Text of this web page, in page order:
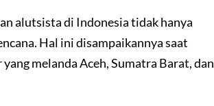
alutsista di Indonesia tidak hanya
Hal ini disampaikannya saat
melanda Aceh, Sumatra Barat, dan